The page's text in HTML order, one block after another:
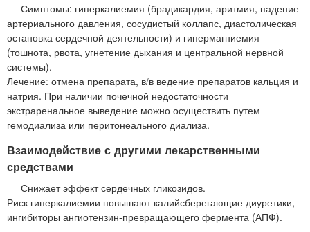
Симптомы: гиперкалиемия (брадикардия, аритмия, падение
артериального давления, сосудистый коллапс, диастолическая
остановка сердечной деятельности) и гипермагниемия
(тошнота, рвота, угнетение дыхания и центральной нервной
системы).
Лечение: отмена препарата, в/в ведение препаратов кальция и
натрия. При наличии почечной недостаточности
экстраренальное выведение можно осуществить путем
гемодиализа или перитонеального диализа.
Взаимодействие с другими лекарственными
средствами
Снижает эффект сердечных гликозидов.
Риск гиперкалиемии повышают калийсберегающие диуретики,
ингибиторы ангиотензин-превращающего фермента (АПФ).